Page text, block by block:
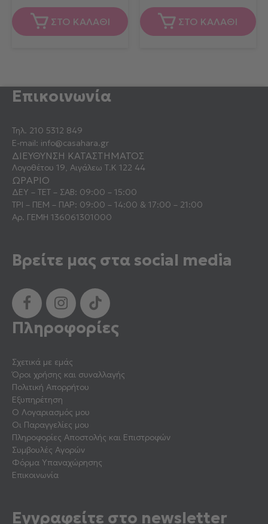
ΣΤΟ ΚΑΛΑΘΙ ΣΤΟ ΚΑΛΑΘΙ
Επικοινωνία
Τηλ. 210 5312 849
E-mail: info@casahara.gr
ΔΙΕΥΘΥΝΣΗ ΚΑΤΑΣΤΗΜΑΤΟΣ
Λογοθέτου 19, Αιγάλεω Τ.Κ 122 44
ΩΡΑΡΙΟ
ΔΕΥ – ΤΕΤ – ΣΑΒ: 09:00 – 15:00
ΤΡΙ – ΠΕΜ – ΠΑΡ: 09:00 – 14:00 & 17:00 – 21:00
Αρ. ΓΕΜΗ 136061301000
Βρείτε μας στα social media
Πληροφορίες
Σχετικά με εμάς
Όροι χρήσης και συναλλαγής
Πολιτική Απορρήτου
Εξυπηρέτηση
Ο Λογαριασμός μου
Οι Παραγγελίες μου
Πληροφορίες Αποστολής και Επιστροφών
Συμβουλές Αγορών
Φόρμα Υπαναχώρησης
Επικοινωνία
Εγγραφείτε στο newsletter